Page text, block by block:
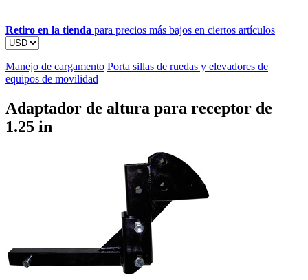
Retiro en la tienda para precios más bajos en ciertos artículos
Manejo de cargamento Porta sillas de ruedas y elevadores de
equipos de movilidad
Adaptador de altura para receptor de
1.25 in